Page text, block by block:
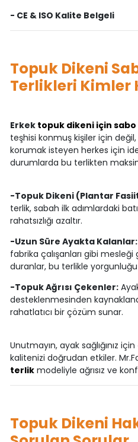
- CE & ISO Kalite Belgeli
Topuk Dikeni
Terlikleri Kimler
Erkek topuk dikeni için
teşhisi konmuş kişiler için değil,
korumak isteyen herkes için
durumlarda bu terlikten
-Topuk Dikeni (Plantar
terlik, sabah ilk adımlardaki
rahatsızlığı azaltır.
-Uzun Süre Ayakta Kalanlar:
fabrika çalışanları gibi
duranlar, bu terlikle yorgunluğu
-Topuk Ağrısı Çekenler:
desteklenmesinden
rahatlatıcı bir çözüm sunar.
Unutmayın, ayak sağlığınız için
kalitenizi doğrudan etkiler.
terlikmodeliyle ağrısız ve
Topuk Dikeni